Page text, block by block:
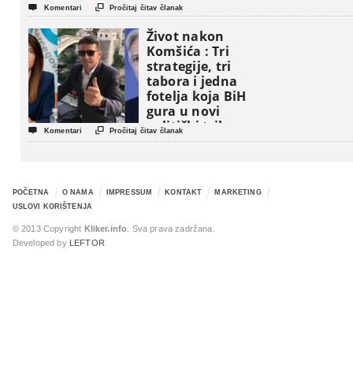
 Komentari  Pročitaj čitav članak
Život nakon
Komšića : Tri
strategije, tri
tabora i jedna
fotelja koja BiH
gura u novi
politički triler
 Komentari  Pročitaj čitav članak
POČETNA O NAMA IMPRESSUM KONTAKT
MARKETING
USLOVI KORIŠTENJA
© 2013 Copyright Kliker.info . Sva prava zadržana.
Developed by
LEFTOR